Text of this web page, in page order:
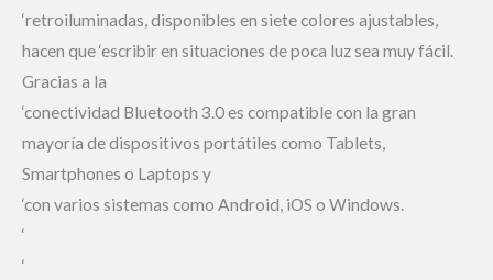
‘retroiluminadas, disponibles en siete colores ajustables,
hacen que ‘escribir en situaciones de poca luz sea muy fácil.
Gracias a la
‘conectividad Bluetooth 3.0 es compatible con la gran
mayoría de dispositivos portátiles como Tablets,
Smartphones o Laptops y
‘con varios sistemas como Android, iOS o Windows.
‘
‘